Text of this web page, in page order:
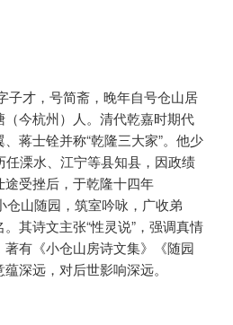
子才，号简斋，晚年自号仓山居
今杭州）人。清代乾嘉时期代
蒋士铨并称“乾隆三大家”。他少
任溧水、江宁等县知县，因政绩
受挫后，于乾隆十四年
仓山随园，筑室吟咏，广收弟
其诗文主张“性灵说”，强调真情
有《小仓山房诗文集》《随园
深远，对后世影响深远。